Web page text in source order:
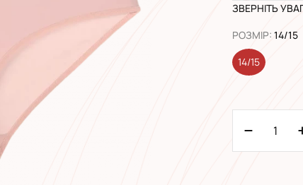
ЗВЕРНІТЬ
РОЗМІР: 14/15
14/15